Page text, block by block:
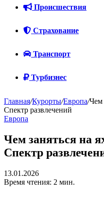
Происшествия
Страхование
Транспорт
Турбизнес
Главная/Курорты/Европа/Чем
Спектр развлечений
Европа
Чем заняться на
Спектр
13.01.2026
Время чтения: 2 мин.